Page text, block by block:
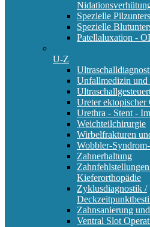
Spezielle
Spezielle
Patellaluxation -
U-Z
Unfallmedizin und
Ureter ektopischer
Urethra - Stent -
Weichteilchirurgie
Wirbelfrakturen
Wobbler-
Zahnerhaltung
Kieferorthopädie
Zyklusdiagnostik /
Zahnsanierung
Ventral Slot